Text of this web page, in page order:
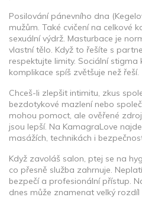
Posilování pánevního dna
mužům. Také cvičení na celkové
sexuální výdrž. Masturbace je
vlastní tělo. Když to řešíte s
respektujte limity. Sociální
komplikace spíš zvětšuje než řeší.
Chceš-li zlepšit intimitu, zkus
bezdotykové mazlení nebo
mohou pomoct, ale ověřené
jsou lepší. Na KamagraLove
masážích, technikách i
Když zavoláš salon, ptej se na
co přesně služba zahrnuje.
bezpečí a profesionální přístup.
dnes může znamenat velký rozdíl